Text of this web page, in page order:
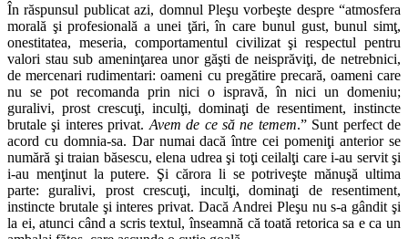
În răspunsul publicat azi, domnul Pleşu vorbeşte despre “atmosfera
morală şi profesională a unei ţări, în care bunul gust, bunul simţ,
onestitatea, meseria, comportamentul civilizat şi respectul pentru
valori stau sub ameninţarea unor găşti de neisprăviţi, de netrebnici,
de mercenari rudimentari: oameni cu pregătire precară, oameni care
nu se pot recomanda prin nici o ispravă, în nici un domeniu;
guralivi, prost crescuţi, inculţi, dominaţi de resentiment, instincte
brutale şi interes privat. Avem de ce să ne temem.” Sunt perfect de
acord cu domnia-sa. Dar numai dacă între cei pomeniţi anterior se
numără şi traian băsescu, elena udrea şi toţi ceilalţi care i-au servit şi
i-au menţinut la putere. Şi cărora li se potriveşte mănuşă ultima
parte: guralivi, prost crescuţi, inculţi, dominaţi de resentiment,
instincte brutale şi interes privat. Dacă Andrei Pleşu nu s-a gândit şi
la ei, atunci când a scris textul, înseamnă că toată retorica sa e ca un